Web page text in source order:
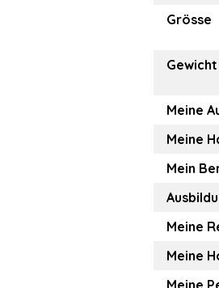
Grösse
Gewicht
Meine
Meine
Mein
Meine
Meine